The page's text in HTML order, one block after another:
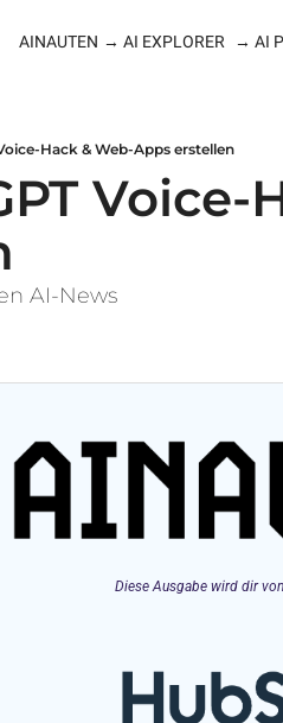
AINAUTEN → AI EXPLORER → AI
Hack & Web-Apps erstellen
AI-News
Diese Ausgabe wird dir